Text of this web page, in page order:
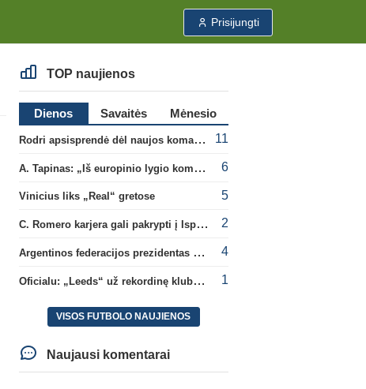
Prisijungti
TOP naujienos
Dienos Savaitės
Mėnesio
Rodri apsisprendė dėl naujos komandos
11
A. Tapinas: „Iš europinio lygio komandos gavom gerų pamokų“ 6
Vinicius liks „Real“ gretose 5
C. Romero karjera gali pakrypti į Ispaniją 2
Argentinos federacijos prezidentas C. Tapia negailėjo pagyrų G. Infantino 4
Oficialu: „Leeds“ už rekordinę klubui sumą įsigijo Anglijos rinktinės vartininką 1
VISOS FUTBOLO NAUJIENOS
Naujausi komentarai